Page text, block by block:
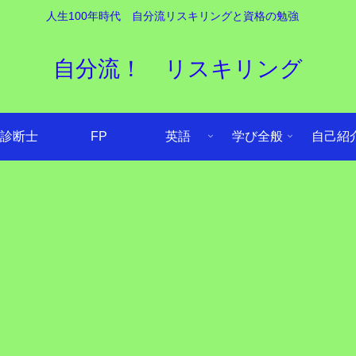
人生100年時代 自分流リスキリングと資格の勉強
自分流！ リスキリング
診断士 FP 英語 学び全般 自己紹